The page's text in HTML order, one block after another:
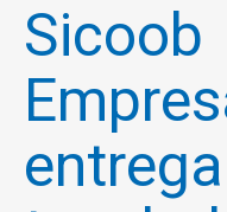
Sicoob